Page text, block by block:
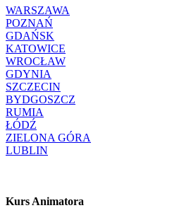
WARSZAWA
POZNAŃ
GDAŃSK
KATOWICE
WROCŁAW
GDYNIA
SZCZECIN
BYDGOSZCZ
RUMIA
ŁÓDŹ
ZIELONA GÓRA
LUBLIN
Kurs Animatora